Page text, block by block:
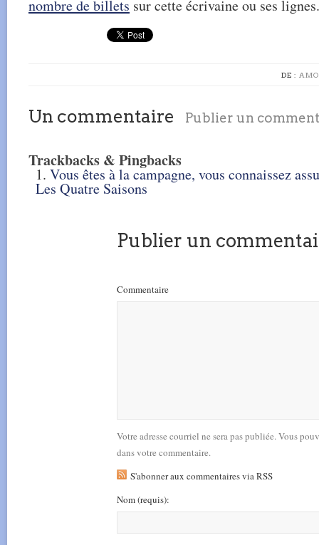
nombre de billets sur cette écrivaine ou ses lignes.
DE :
Un commentaire Publier un
Trackbacks & Pingbacks
Vous êtes à la campagne, vous connaissez
Les Quatre Saisons
Publier un
Commentaire
Votre adresse courriel ne sera pas publiée. Vous
dans votre commentaire.
S'abonner aux commentaires via RSS
Nom(requis):